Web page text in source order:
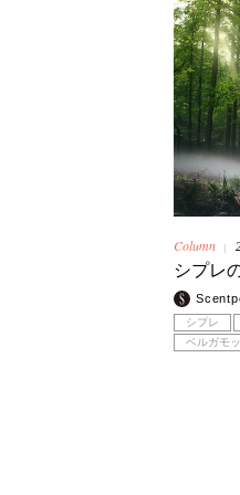
Column
シプレ
シプレ
ベルガモ